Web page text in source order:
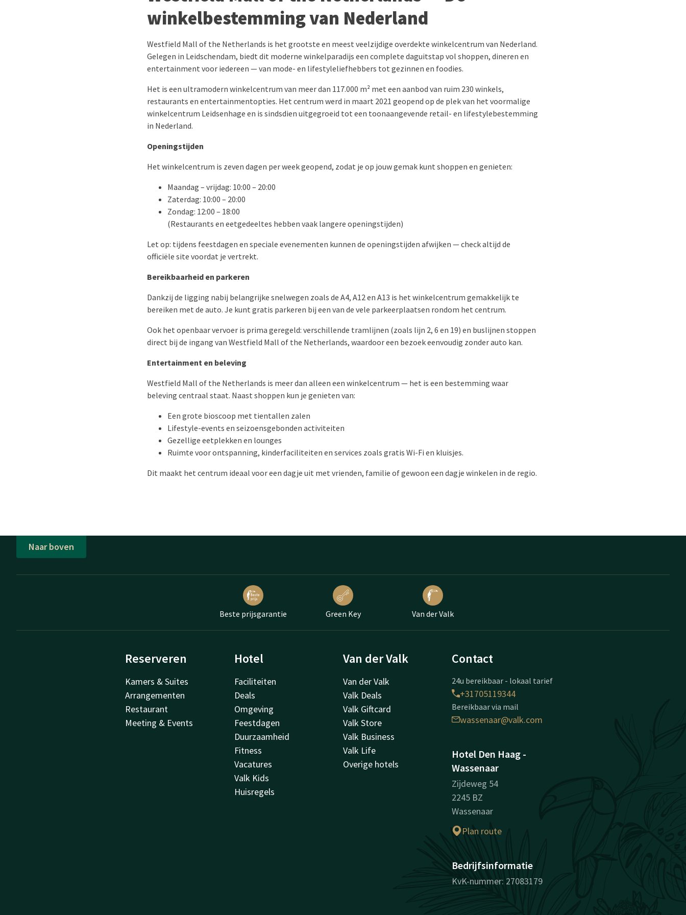
winkelbestemming van Nederland
Westfield Mall of the Netherlands is het grootste en meest veelzijdige overdekte winkelcentrum van Nederland.
Gelegen in Leidschendam, biedt dit moderne winkelparadijs een complete daguitstap vol shoppen, dineren en
entertainment voor iedereen — van mode- en lifestyleliefhebbers tot gezinnen en foodies.
Het is een ultramodern winkelcentrum van meer dan 117.000 m² met een aanbod van ruim 230 winkels,
restaurants en entertainmentopties. Het centrum werd in maart 2021 geopend op de plek van het voormalige
winkelcentrum Leidsenhage en is sindsdien uitgegroeid tot een toonaangevende retail- en lifestylebestemming
in Nederland.
Openingstijden
Het winkelcentrum is zeven dagen per week geopend, zodat je op jouw gemak kunt shoppen en genieten:
Maandag – vrijdag: 10:00 – 20:00
Zaterdag: 10:00 – 20:00
Zondag: 12:00 – 18:00
(Restaurants en eetgedeeltes hebben vaak langere openingstijden)
Let op: tijdens feestdagen en speciale evenementen kunnen de openingstijden afwijken — check altijd de
officiële site voordat je vertrekt.
Bereikbaarheid en parkeren
Dankzij de ligging nabij belangrijke snelwegen zoals de A4, A12 en A13 is het winkelcentrum gemakkelijk te
bereiken met de auto. Je kunt gratis parkeren bij een van de vele parkeerplaatsen rondom het centrum.
Ook het openbaar vervoer is prima geregeld: verschillende tramlijnen (zoals lijn 2, 6 en 19) en buslijnen stoppen
direct bij de ingang van Westfield Mall of the Netherlands, waardoor een bezoek eenvoudig zonder auto kan.
Entertainment en beleving
Westfield Mall of the Netherlands is meer dan alleen een winkelcentrum — het is een bestemming waar
beleving centraal staat. Naast shoppen kun je genieten van:
Een grote bioscoop met tientallen zalen
Lifestyle-events en seizoensgebonden activiteiten
Gezellige eetplekken en lounges
Ruimte voor ontspanning, kinderfaciliteiten en services zoals gratis Wi-Fi en kluisjes.
Dit maakt het centrum ideaal voor een dagje uit met vrienden, familie of gewoon een dagje winkelen in de regio.
Naar boven
Beste prijsgarantie Green Key Van der Valk
Reserveren
Kamers & Suites
Arrangementen
Restaurant
Meeting & Events
Hotel
Faciliteiten
Deals
Omgeving
Feestdagen
Duurzaamheid
Fitness
Vacatures
Valk Kids
Huisregels
Van der Valk
Van der Valk
Valk Deals
Valk Giftcard
Valk Store
Valk Business
Valk Life
Overige hotels
Contact
24u bereikbaar - lokaal tarief
+31705119344
Bereikbaar via mail
wassenaar@valk.com
Hotel Den Haag -
Wassenaar
Zijdeweg 54
2245 BZ
Wassenaar
Plan route
Bedrijfsinformatie
KvK-nummer: 27083179